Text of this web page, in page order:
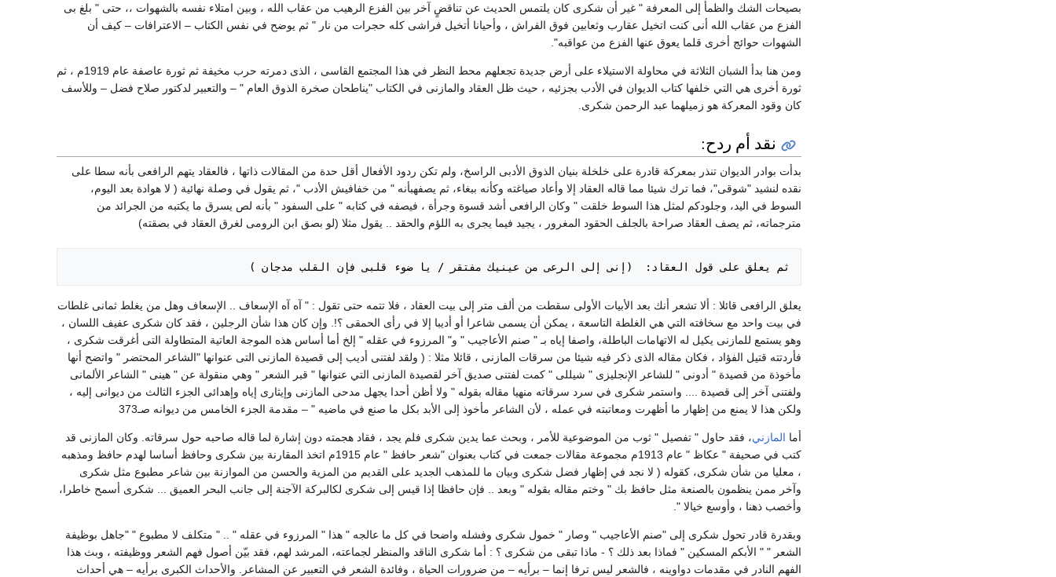
بصيحات الشك والظمأ إلى المعرفة " غير أن شكرى كان يلتمس الحديث عن تناقضٍ آخر بين الفزع الرهيب من عقاب الله ، وبين امتلاء نفسه بالشهوات ،، حتى " بلغ بى
الفزع من عقاب الله أنى كنت اتخيل عقارب وثعابين فوق الفراش ، وأحيانا أتخيل فراشى كله حجرات من نار " ثم يوضح في نفس الكتاب – الاعترافات – كيف أن
الشهوات حوائج أخرى قلما يعوق عنها الفزع من عواقبه".
ومن هنا بدأ الشبان الثلاثة في محاولة الاستيلاء على أرض جديدة تجعلهم محط النظر في هذا المجتمع القاسى ، الذى دمرته حرب مخيفة ثم ثورة عاصفة عام 1919م ، ثم
ثورة أخرى هي التي خلفها كتاب الديوان في الأدب بجزئيه ، حيث ظل العقاد والمازنى في الكتاب "يناطحان صخرة الذوق العام " – والتعبير لدكتور صلاح فضل – وللأسف
كان وقود المعركة هو زميلهما عبد الرحمن شكرى.
نقد أم ردح:
بدأت بوادر الديوان تنذر بمعركة قادرة على خلخلة بنيان الذوق الأدبى الراسخ، ولم تكن ردود الأفعال أقل حدة من المقالات ذاتها ، فالعقاد يتهم الرافعى بأنه سطا على
نقده لنشيد "شوقى"، فما ترك شيئا مما قاله العقاد إلا وأعاد صياغته وكأنه ببغاء، ثم يصفهبأنه " من خفافيش الأدب "، ثم يقول في وصلة نهائية ( لا هوادة بعد اليوم،
السوط في اليد، وجلودكم لمثل هذا السوط خلقت " وكان الرافعى أشد قسوة وجرأة ، فيصفه في كتابه " على السفود " بأنه لص يسرق ما يكتبه من الجرائد من
مترجماته، ثم يصف العقاد صراحة بالجلف الحقود المغرور ، يجيد فيما يجرى به اللؤم والحقد .. يقول مثلا (لو بصق ابن الرومى لغرق العقاد في بصقته)
ثم يعلق على قول العقاد:  (إنى إلى الرعى من عينيك مفتقر / يا ضوء قلبى فإن القلب مدجان )
يعلق الرافعى قائلا : ألا تشعر أنك بعد الأبيات الأولى سقطت من ألف متر إلى بيت العقاد ، فلا تتمه حتى تقول : " آه آه الإسعاف .. الإسعاف وهل من يغلط ثمانى غلطات
في بيت واحد مع سخافته التي هي الغلطة التاسعة ، يمكن أن يسمى شاعرا أو أديبا إلا في رأى الحمقى ؟!. وإن كان هذا شأن الرجلين ، فقد كان شكرى عفيف اللسان ،
وهو يستمع للمازنى يكيل له الاتهامات الباطلة، واصفا إياه بـ " صنم الأعاجيب " و" المرزوء في عقله " إلخ أما أساس هذه الموجة العاتية المتطاولة التى أغرقت شكرى ،
فأردتته قتيل الفؤاد ، فكان مقاله الذى ذكر فيه شيئا من سرقات المازنى ، قائلا مثلا : ( ولقد لفتنى أديب إلى قصيدة المازنى التى عنوانها "الشاعر المحتضر " واتضح أنها
مأخوذة من قصيدة " أدونى " للشاعر الإنجليزى " شيللى " كمت لفتنى صديق آخر لقصيدة المازنى التي عنوانها " قبر الشعر " وهي منقولة عن " هينى " الشاعر الألمانى
ولفتنى آخر إلى قصيدة .... واستمر شكرى في سرد سرقاته منهيا مقاله بقوله " ولا أظن أحدا يجهل مدحى المازنى وإيثارى إياه وإهدائى الجزء الثالث من ديوانى إليه ،
ولكن هذا لا يمنع من إظهار ما أظهرت ومعاتبته في عمله ، لأن الشاعر مأخوذ إلى الأبد بكل ما صنع في ماضيه " – مقدمة الجزء الخامس من ديوانه صـ373
أما المازني، فقد حاول " تفصيل " ثوب من الموضوعية للأمر ، وبحث عما يدين شكرى فلم يجد ، فقاد هجمته دون إشارة لما قاله صاحبه حول سرقاته. وكان المازنى قد
كتب في صحيفة " عكاظ " عام 1913م مجموعة مقالات جمعت في كتاب بعنوان "شعر حافظ " عام 1915م اتخذ المقارنة بين شكرى وحافظ أساسا لهدم حافظ ومذهبه
، معليا من شأن شكرى، كقوله ( لا نجد في إظهار فضل شكرى وبيان ما للمذهب الجديد على القديم من المزية والحسن من الموازنة بين شاعر مطبوع مثل شكرى
وآخر ممن ينظمون بالصنعة مثل حافظ بك " وختم مقاله بقوله " وبعد .. فإن حافظا إذا قيس إلى شكرى لكالبركة الآجنة إلى جانب البحر العميق ... شكرى أسمح خاطرا،
وأخصب ذهنا ، وأوسع خيالا ".
وبقدرة قادر تحول شكرى إلى "صنم الأعاجيب " وصار " خمول شكرى وفشله واضحا في كل ما عالجه " هذا " المرزوء في عقله " .. " متكلف لا مطبوع " "جاهل بوظيفة
الشعر " " الأبكم المسكين " فماذا بعد ذلك ؟ - ماذا تبقى من شكرى ؟ : أما شكرى الناقد والمنظر لجماعته، المرشد لهم، فقد بيّن أصول فهم الشعر ووظيفته ، وبث هذا
الفهم النادر في مقدمات دواوينه ، فالشعر ليس ترفا إنما – برأيه – من ضرورات الحياة ، وفائدة الشعر في التعبير عن المشاعر. والأحداث الكبرى برأيه – هي أحداث